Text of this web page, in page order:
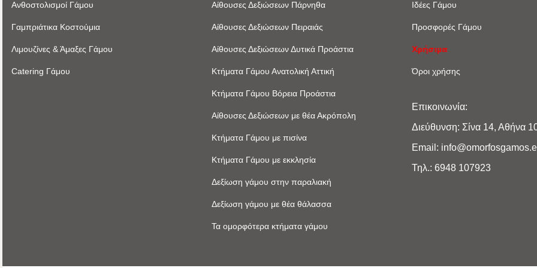
Ανθοστολισμοί Γάμου
Γαμπριάτικα Κοστούμια
Λιμουζίνες & Άμαξες Γάμου
Catering Γάμου
Αίθουσες Δεξιώσεων Πάρνηθα
Αίθουσες Δεξιώσεων Πειραιάς
Αίθουσες Δεξιώσεων Δυτικά Προάστια
Κτήματα Γάμου Ανατολική Αττική
Κτήματα Γάμου Βόρεια Προάστια
Αίθουσες Δεξιώσεων με θέα Ακρόπoλη
Κτήματα Γάμου με πισίνα
Κτήματα Γάμου με εκκλησία
Δεξίωση γάμου στην παραλιακή
Δεξίωση γάμου με θέα θάλασσα
Τα ομορφότερα κτήματα γάμου
Ιδέες Γάμου
Προσφορές Γάμου
Χρήσιμα
Όροι χρήσης
Επικοινωνία:
Διεύθυνση: Σίνα 14, Αθήνα
Email:
Τηλ.: 6948 107923